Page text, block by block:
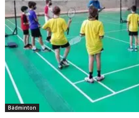
Bádminton